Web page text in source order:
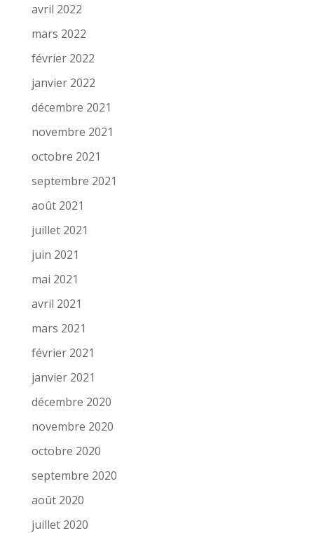
avril 2022
mars 2022
février 2022
janvier 2022
décembre 2021
novembre 2021
octobre 2021
septembre 2021
août 2021
juillet 2021
juin 2021
mai 2021
avril 2021
mars 2021
février 2021
janvier 2021
décembre 2020
novembre 2020
octobre 2020
septembre 2020
août 2020
juillet 2020